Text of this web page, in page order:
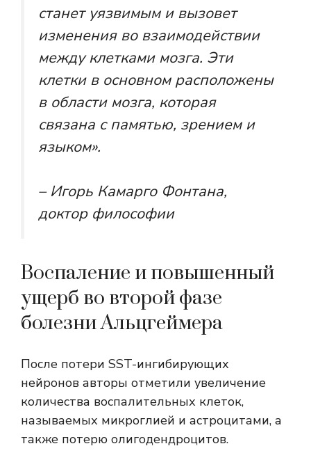
станет уязвимым и вызовет
изменения во взаимодействии
между клетками мозга. Эти
клетки в основном расположены
в области мозга, которая
связана с памятью, зрением и
языком».
– Игорь Камарго Фонтана,
доктор философии
Воспаление и повышенный
ущерб во второй фазе
болезни Альцгеймера
После потери SST-ингибирующих
нейронов авторы отметили увеличение
количества воспалительных клеток,
называемых микроглией и астроцитами, а
также потерю олигодендроцитов.